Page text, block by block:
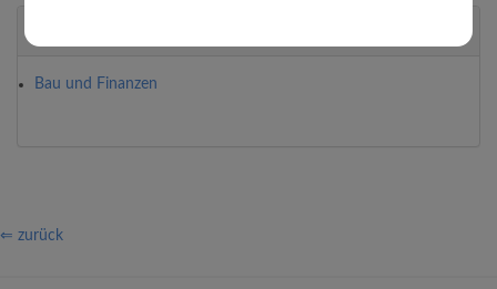
Bau und Finanzen
⇐ zurück